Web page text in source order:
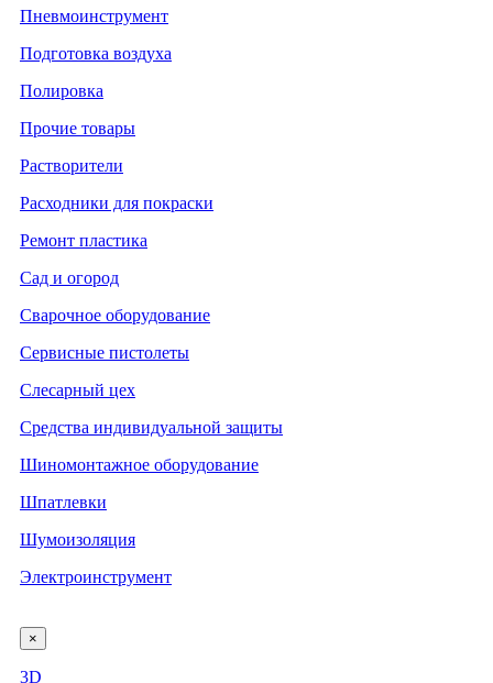
Пневмоинструмент
Подготовка воздуха
Полировка
Прочие товары
Растворители
Расходники для покраски
Ремонт пластика
Сад и огород
Сварочное оборудование
Сервисные пистолеты
Слесарный цех
Средства индивидуальной защиты
Шиномонтажное оборудование
Шпатлевки
Шумоизоляция
Электроинструмент
×
3D